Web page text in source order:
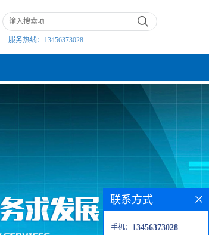
服务热线： 13456373028
联系方式
手机： 13456373028